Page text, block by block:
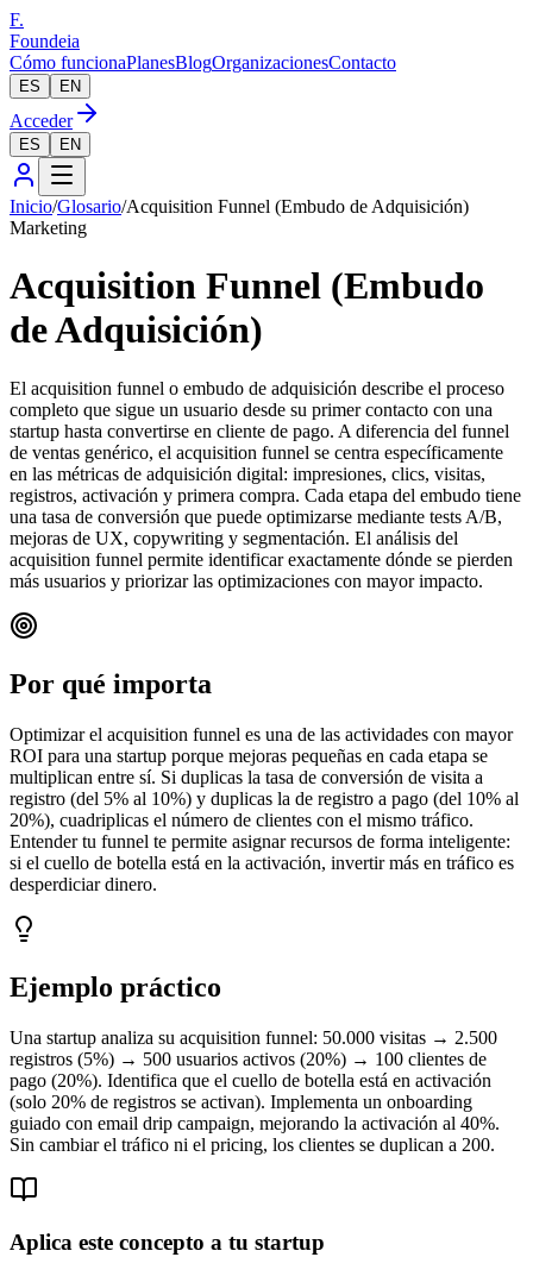
F.
Foundeia
Cómo funcionaPlanesBlogOrganizacionesContacto
ES EN
Acceder
ES EN
Inicio/Glosario/Acquisition Funnel (Embudo de Adquisición)
Marketing
Acquisition Funnel (Embudo
de Adquisición)
El acquisition funnel o embudo de adquisición describe el proceso
completo que sigue un usuario desde su primer contacto con una
startup hasta convertirse en cliente de pago. A diferencia del funnel
de ventas genérico, el acquisition funnel se centra específicamente
en las métricas de adquisición digital: impresiones, clics, visitas,
registros, activación y primera compra. Cada etapa del embudo tiene
una tasa de conversión que puede optimizarse mediante tests A/B,
mejoras de UX, copywriting y segmentación. El análisis del
acquisition funnel permite identificar exactamente dónde se pierden
más usuarios y priorizar las optimizaciones con mayor impacto.
Por qué importa
Optimizar el acquisition funnel es una de las actividades con mayor
ROI para una startup porque mejoras pequeñas en cada etapa se
multiplican entre sí. Si duplicas la tasa de conversión de visita a
registro (del 5% al 10%) y duplicas la de registro a pago (del 10% al
20%), cuadriplicas el número de clientes con el mismo tráfico.
Entender tu funnel te permite asignar recursos de forma inteligente:
si el cuello de botella está en la activación, invertir más en tráfico es
desperdiciar dinero.
Ejemplo práctico
Una startup analiza su acquisition funnel: 50.000 visitas → 2.500
registros (5%) → 500 usuarios activos (20%) → 100 clientes de
pago (20%). Identifica que el cuello de botella está en activación
(solo 20% de registros se activan). Implementa un onboarding
guiado con email drip campaign, mejorando la activación al 40%.
Sin cambiar el tráfico ni el pricing, los clientes se duplican a 200.
Aplica este concepto a tu startup